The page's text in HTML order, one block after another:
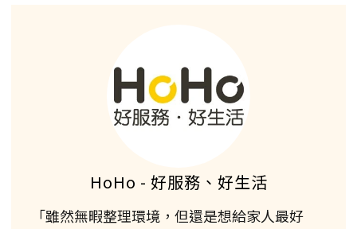
HoHo - 好服務、好生活
「雖然無暇整理環境，但還是想給家人最好